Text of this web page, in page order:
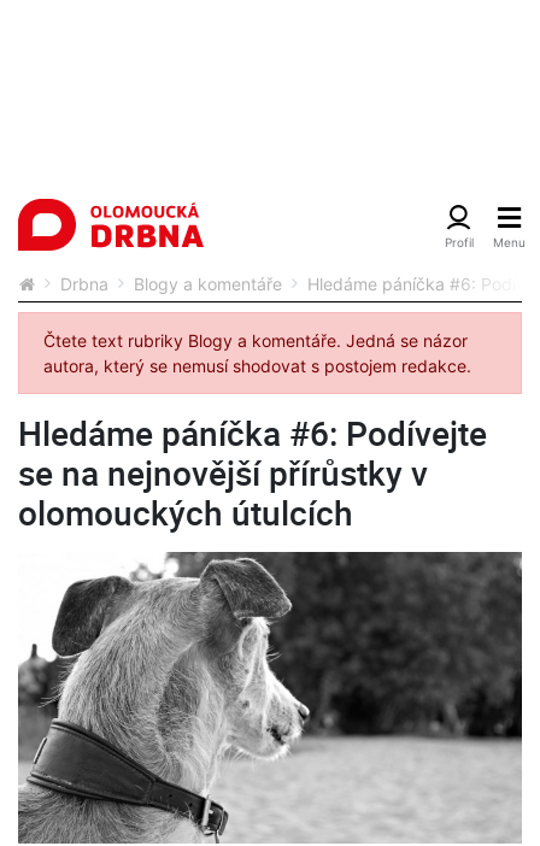
Drbna Blogy a komentáře Hledáme páníčka #6:
Čtete text rubriky Blogy a komentáře. Jedná se názor
autora, který se nemusí shodovat s postojem redakce.
Hledáme páníčka #6: Podívejte
se na nejnovější přírůstky v
olomouckých útulcích